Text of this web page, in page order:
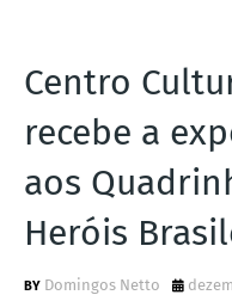
Centro
recebe a
aos
Heróis
Domingos Netto